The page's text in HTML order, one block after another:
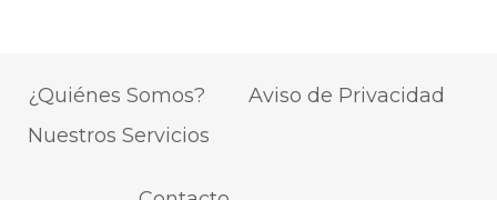
¿Quiénes Somos?
Nuestros Servicios
Aviso de Privacidad